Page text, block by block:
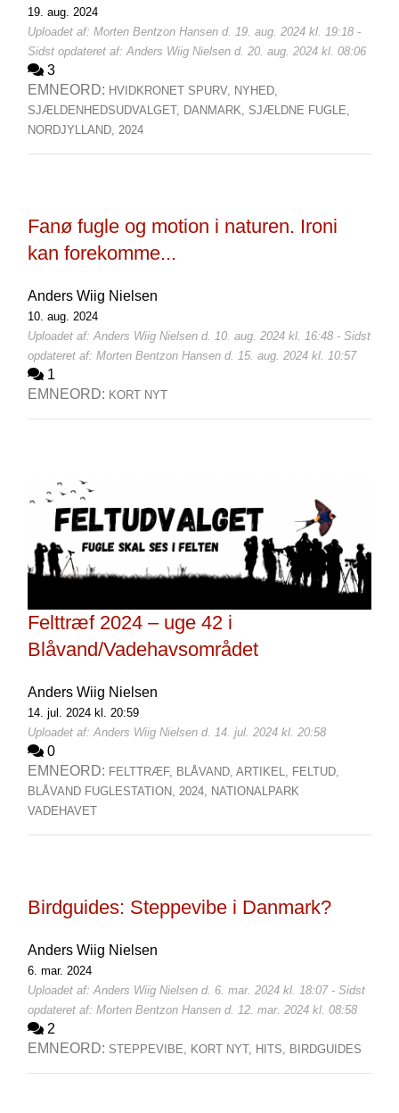
19. aug. 2024
Uploadet af: Morten Bentzon Hansen d. 19. aug. 2024 kl. 19:18 -
Sidst opdateret af: Anders Wiig Nielsen d. 20. aug. 2024 kl. 08:06
3
EMNEORD: HVIDKRONET SPURV, NYHED,
SJÆLDENHEDSUDVALGET, DANMARK, SJÆLDNE FUGLE,
NORDJYLLAND, 2024
Fanø fugle og motion i naturen. Ironi
kan forekomme...
Anders Wiig Nielsen
10. aug. 2024
Uploadet af: Anders Wiig Nielsen d. 10. aug. 2024 kl. 16:48 - Sidst
opdateret af: Morten Bentzon Hansen d. 15. aug. 2024 kl. 10:57
1
EMNEORD: KORT NYT
Felttræf 2024 – uge 42 i
Blåvand/Vadehavsområdet
Anders Wiig Nielsen
14. jul. 2024 kl. 20:59
Uploadet af: Anders Wiig Nielsen d. 14. jul. 2024 kl. 20:58
0
EMNEORD: FELTTRÆF, BLÅVAND, ARTIKEL, FELTUD,
BLÅVAND FUGLESTATION, 2024, NATIONALPARK
VADEHAVET
Birdguides: Steppevibe i Danmark?
Anders Wiig Nielsen
6. mar. 2024
Uploadet af: Anders Wiig Nielsen d. 6. mar. 2024 kl. 18:07 - Sidst
opdateret af: Morten Bentzon Hansen d. 12. mar. 2024 kl. 08:58
2
EMNEORD: STEPPEVIBE, KORT NYT, HITS, BIRDGUIDES